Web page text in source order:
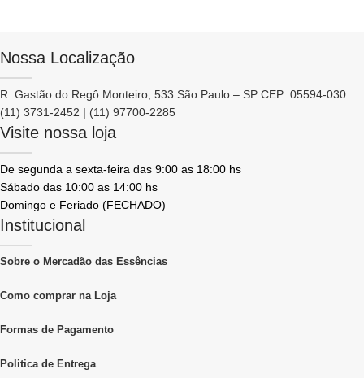
Nossa Localização
R. Gastão do Regô Monteiro, 533 São Paulo – SP CEP: 05594-030
(11) 3731-2452 | (11) 97700-2285
Visite nossa loja
De segunda a sexta-feira das 9:00 as 18:00 hs
Sábado das 10:00 as 14:00 hs
Domingo e Feriado (FECHADO)
Institucional
Sobre o Mercadão das Essências
Como comprar na Loja
Formas de Pagamento
Politica de Entrega